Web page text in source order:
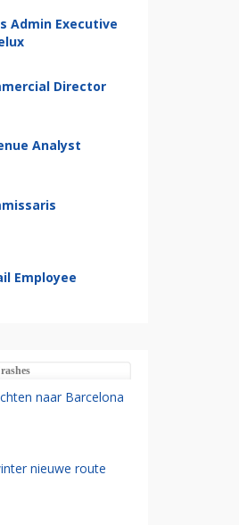
Admin Executive
Director
Analyst
Employee
naar Barcelona
nieuwe route